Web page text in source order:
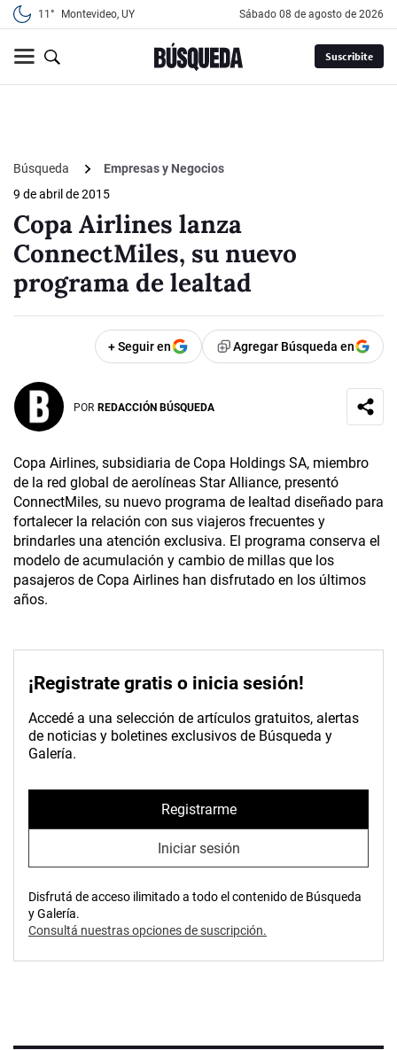
11° Montevideo, UY sábado 08 de agosto de 2026
Suscribite
Búsqueda
Empresas y Negocios
9 de abril de 2015
Copa Airlines lanza
ConnectMiles, su nuevo
programa de lealtad
+ Seguir en Agregar Búsqueda en
POR REDACCIÓN BÚSQUEDA
Copa Airlines, subsidiaria de Copa Holdings SA, miembro
de la red global de aerolíneas Star Alliance, presentó
ConnectMiles, su nuevo programa de lealtad diseñado para
fortalecer la relación con sus viajeros frecuentes y
brindarles una atención exclusiva. El programa conserva el
modelo de acumulación y cambio de millas que los
pasajeros de Copa Airlines han disfrutado en los últimos
años.
¡Registrate gratis o inicia sesión!
Accedé a una selección de artículos gratuitos, alertas
de noticias y boletines exclusivos de Búsqueda y
Galería.
Registrarme
Iniciar sesión
Disfrutá de acceso ilimitado a todo el contenido de Búsqueda
y Galería.
Consultá nuestras opciones de suscripción.